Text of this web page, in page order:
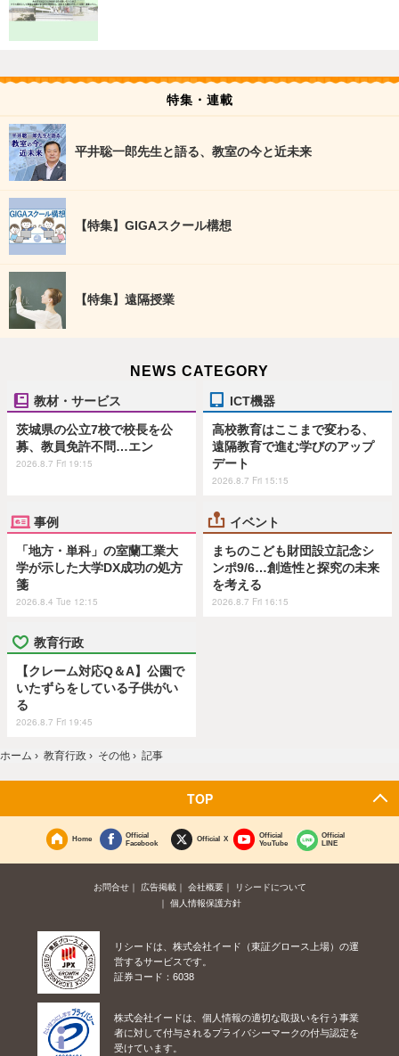
特集・連載
平井聡一郎先生と語る、教室の今と近未来
【特集】GIGAスクール構想
【特集】遠隔授業
NEWS CATEGORY
教材・サービス
茨城県の公立7校で校長を公
募、教員免許不問…エン
2026.8.7 Fri 19:15
ICT機器
高校教育はここまで変わる、
遠隔教育で進む学びのアップ
デート
2026.8.7 Fri 15:15
事例
「地方・単科」の室蘭工業大
学が示した大学DX成功の処方
箋
2026.8.4 Tue 12:15
イベント
まちのこども財団設立記念シ
ンポ9/6…創造性と探究の未来
を考える
2026.8.7 Fri 16:15
教育行政
【クレーム対応Q＆A】公園で
いたずらをしている子供がい
る
2026.8.7 Fri 19:45
ホーム › 教育行政 › その他 › 記事
TOP
Home
Official
Facebook
Official X
Official
YouTube
Official
LINE
お問合せ 広告掲載 会社概要
リシードについて
個人情報保護方針
リシードは、株式会社イード（東証グロース上場）の運
営するサービスです。
証券コード：6038
株式会社イードは、個人情報の適切な取扱いを行う事業
者に対して付与されるプライバシーマークの付与認定を
受けています。